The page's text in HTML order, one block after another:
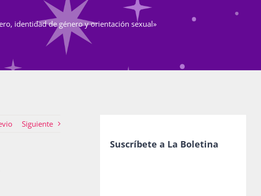
identidad de género y orientación sexual»
Siguiente
Suscríbete a La Boletina